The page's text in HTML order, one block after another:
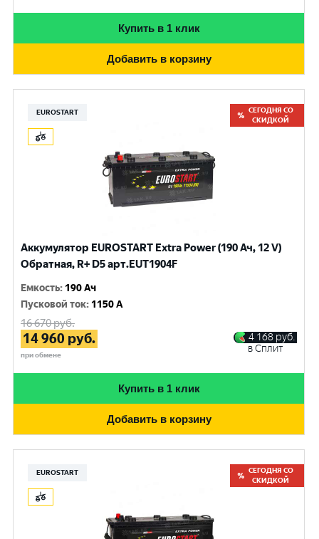
Купить в 1 клик
Добавить в корзину
EUROSTART
СЕГОДНЯ СО
СКИДКОЙ
Аккумулятор EUROSTART Extra Power (190 Ач, 12 V)
Обратная, R+ D5 арт.EUT1904F
Емкость: 190 Ач
Пусковой ток: 1150 A
16 670руб.
14 960 руб.
при обмене
4 168 руб.
в Сплит
Купить в 1 клик
Добавить в корзину
EUROSTART
СЕГОДНЯ СО
СКИДКОЙ